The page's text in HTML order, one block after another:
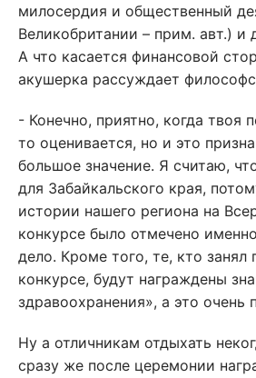
милосердия и общественный
Великобритании – прим. авт.) и
А что касается финансовой
акушерка рассуждает
- Конечно, приятно, когда твоя
то оценивается, но и это
большое значение. Я считаю,
для Забайкальского края,
истории нашего региона на
конкурсе было отмечено
дело. Кроме того, те, кто занял
конкурсе, будут награждены
здравоохранения», а это очень
Ну а отличникам отдыхать
сразу же после церемонии